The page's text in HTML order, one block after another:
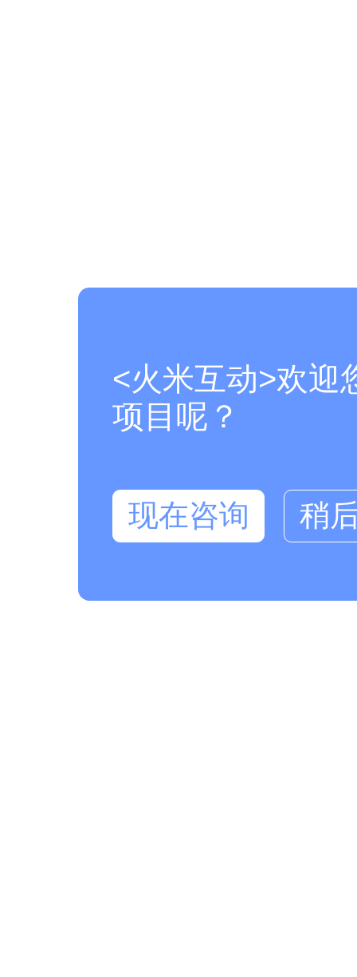
<火米互动>欢迎
项目呢？
现在咨询 稍